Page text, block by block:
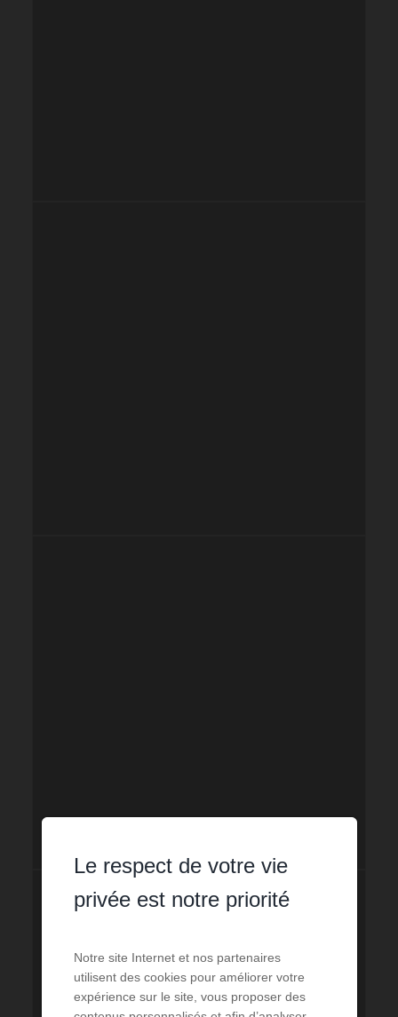
Le respect de votre vie
privée est notre priorité
Notre site Internet et nos partenaires
utilisent des cookies pour améliorer votre
expérience sur le site, vous proposer des